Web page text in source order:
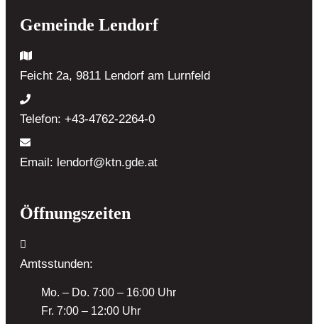
Gemeinde Lendorf
Feicht 2a, 9811 Lendorf am Lurnfeld
Telefon: +43-4762-2264-0
Email: lendorf@ktn.gde.at
Öffnungszeiten
Amtsstunden:
Mo. – Do. 7:00 – 16:00 Uhr
Fr. 7:00 – 12:00 Uhr